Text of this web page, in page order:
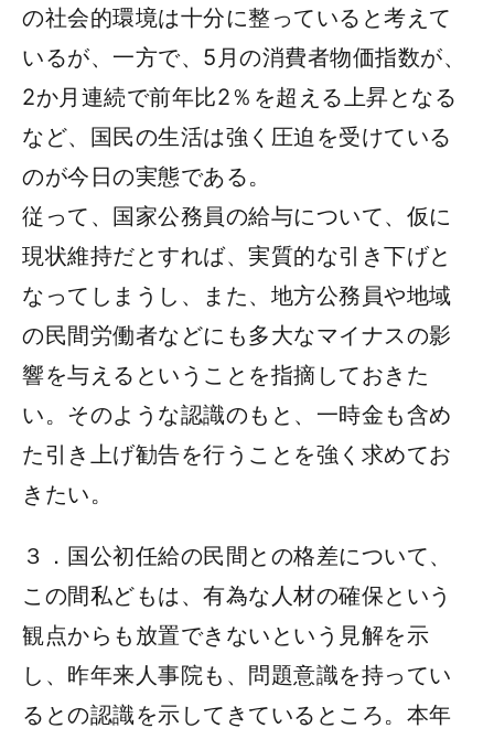
の社会的環境は十分に整っていると考えて
いるが、一方で、5月の消費者物価指数が、
2か月連続で前年比2％を超える上昇となる
など、国民の生活は強く圧迫を受けている
のが今日の実態である。
従って、国家公務員の給与について、仮に
現状維持だとすれば、実質的な引き下げと
なってしまうし、また、地方公務員や地域
の民間労働者などにも多大なマイナスの影
響を与えるということを指摘しておきた
い。そのような認識のもと、一時金も含め
た引き上げ勧告を行うことを強く求めてお
きたい。
３．国公初任給の民間との格差について、
この間私どもは、有為な人材の確保という
観点からも放置できないという見解を示
し、昨年来人事院も、問題意識を持ってい
るとの認識を示してきているところ。本年